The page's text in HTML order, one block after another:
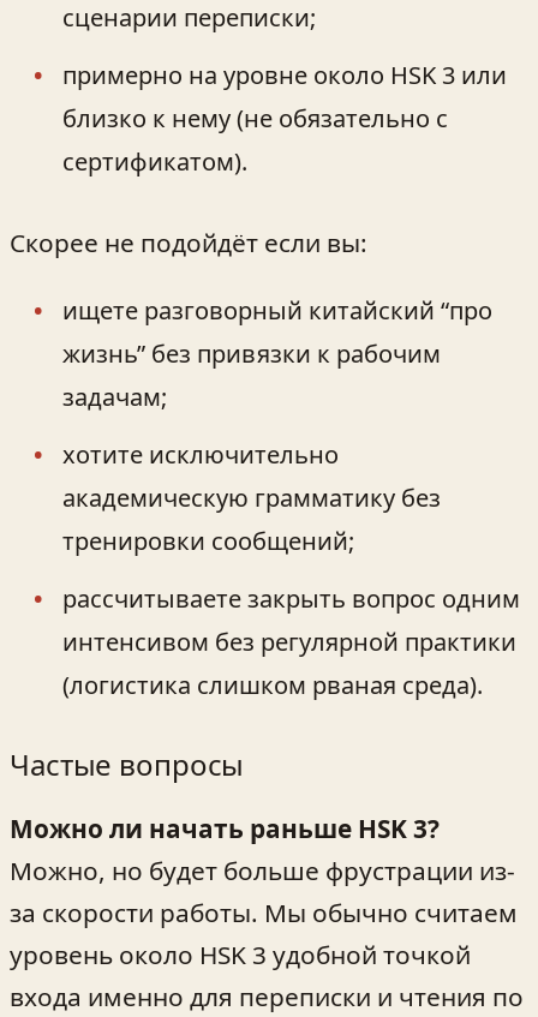
сценарии переписки;
примерно на уровне около HSK 3 или
близко к нему (не обязательно с
сертификатом).
Скорее не подойдёт если вы:
ищете разговорный китайский “про
жизнь” без привязки к рабочим
задачам;
хотите исключительно
академическую грамматику без
тренировки сообщений;
рассчитываете закрыть вопрос одним
интенсивом без регулярной практики
(логистика слишком рваная среда).
Частые вопросы
Можно ли начать раньше HSK 3?
Можно, но будет больше фрустрации из-
за скорости работы. Мы обычно считаем
уровень около HSK 3 удобной точкой
входа именно для переписки и чтения по